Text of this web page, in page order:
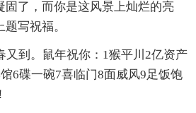
固了，而你是这风景上灿烂的亮
写祝福。
又到。鼠年祝你：1猴平川2亿资产
6碟一碗7喜临门8面威风9足饭饱